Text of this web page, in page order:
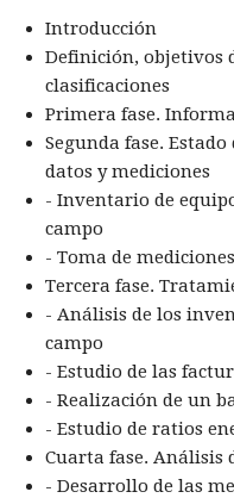
Introducción
Definición, objetivos
clasificaciones
Primera fase.
Segunda fase.
datos y mediciones
- Inventario de
campo
- Toma de mediciones
Tercera fase.
- Análisis de los
campo
- Estudio de las
- Realización de un
- Estudio de ratios
Cuarta fase. Análisis
- Desarrollo de las